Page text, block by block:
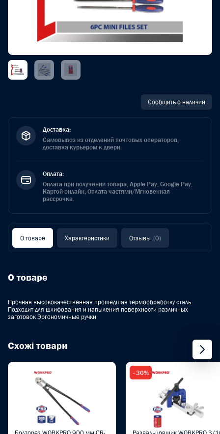
Сообщить о наличии
Доставка:
Самовывоз из отделений почтовых операторов,
доставка курьером к двери.
Оплата:
Оплата при получении товара, Apple Pay, Google Pay,
Картой онлайн, Оплата частями/Мгновенная
рассрочка.
О товаре Характеристики Отзывы (0)
О товаре
Прочная высококачественная прошедшая термообработку сталь
Подходит для шлифования и напыления поверхности различных
заготовок Эргономичные ручки
Схожі товари
- 30%